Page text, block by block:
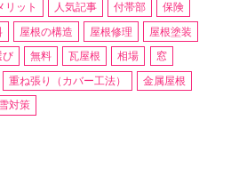
リット 人気記事 付帯部
保険
屋根の構造 屋根修理
屋根塗装
び 無料 瓦屋根 相場
窓
重ね張り（カバー工法）
金属屋根
雪対策